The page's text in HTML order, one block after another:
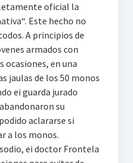
oficial la
Este hecho no
A principios de
armados con
en una
jaulas de los 50 monos
ei guarda jurado
su
aclararse si
a los monos.
ei doctor Frontela